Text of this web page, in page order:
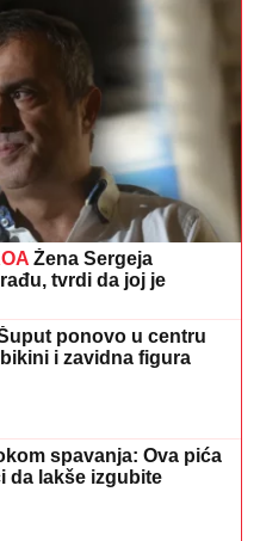
Žena Sergeja
tvrdi da joj je
ponovo u centru
i zavidna figura
spavanja: Ova pića
da lakše izgubite